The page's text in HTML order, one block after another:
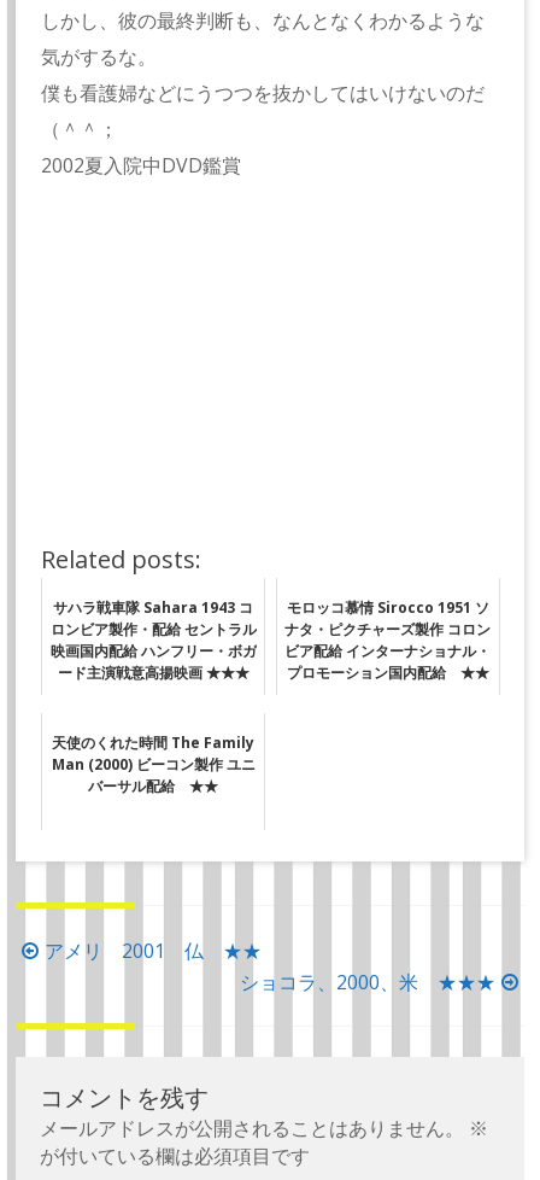
しかし、彼の最終判断も、なんとなくわかるような
気がするな。
僕も看護婦などにうつつを抜かしてはいけないのだ
（＾＾；
2002夏入院中DVD鑑賞
Related posts:
サハラ戦車隊 Sahara 1943 コ
ロンビア製作・配給 セントラル
映画国内配給 ハンフリー・ボガ
ード主演戦意高揚映画 ★★★
モロッコ慕情 Sirocco 1951 ソ
ナタ・ピクチャーズ製作 コロン
ビア配給 インターナショナル・
プロモーション国内配給 ★★
天使のくれた時間 The Family
Man (2000) ビーコン製作 ユニ
バーサル配給 ★★
投
ナ
ビ
アメリ 2001 仏 ★★
ショコラ、2000、米 ★★★
コメントを残す
メールアドレスが公開されることはありません。
※
が付いている欄は必須項目です